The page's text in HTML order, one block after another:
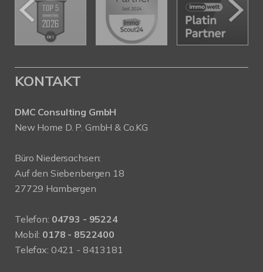
KONTAKT
DMC Consulting GmbH
New Home D. P. GmbH & Co.KG
Büro Niedersachsen:
Auf den Siebenbergen 18
27729 Hambergen
Telefon: 04793 - 95224
Mobil: 0178 - 8522400
Telefax: 0421 - 8413181